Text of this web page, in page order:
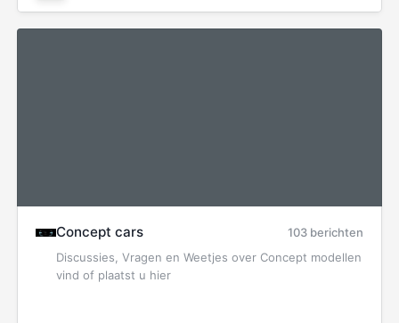
Concept cars
103 berichten
Discussies, Vragen en Weetjes over Concept modellen
vind of plaatst u hier